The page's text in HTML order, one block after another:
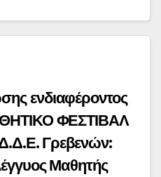
ενδιαφέροντος
ΦΕΣΤΙΒΑΛ
Γρεβενών:
Μαθητής